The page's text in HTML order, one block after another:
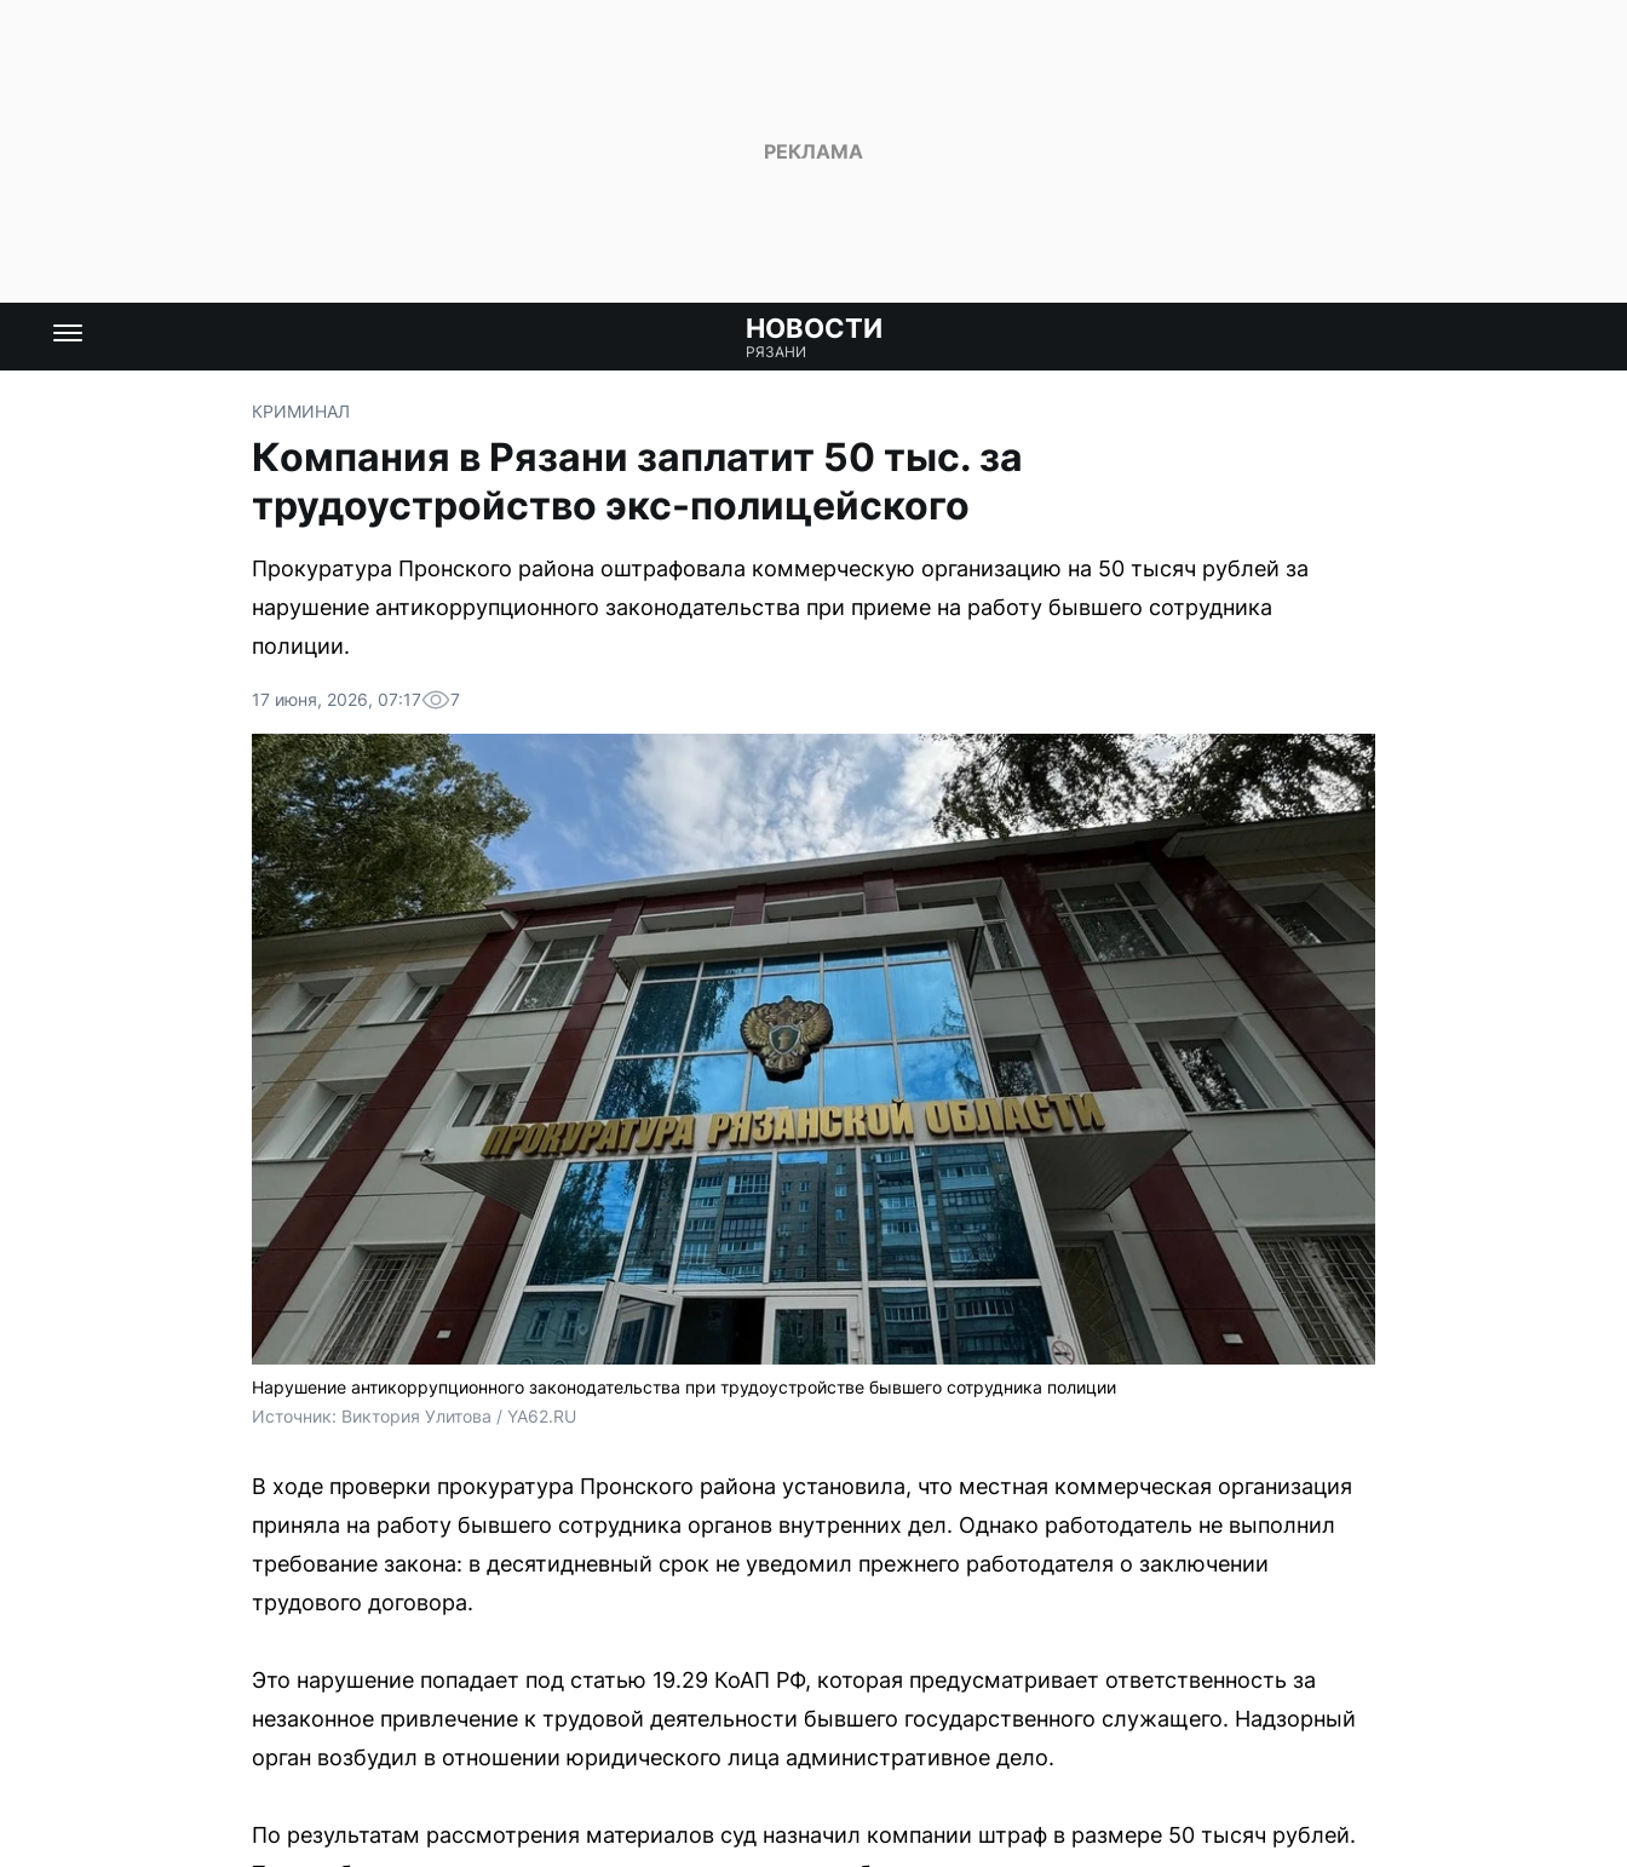
НОВОСТИ
РЯЗАНИ
КРИМИНАЛ
Компания в Рязани заплатит 50 тыс. за
трудоустройство экс-полицейского
Прокуратура Пронского района оштрафовала коммерческую организацию на 50 тысяч рублей за
нарушение антикоррупционного законодательства при приеме на работу бывшего сотрудника
полиции.
17 июня, 2026, 07:17 7
Нарушение антикоррупционного законодательства при трудоустройстве бывшего сотрудника полиции
Источник: Виктория Улитова / YA62.RU
В ходе проверки прокуратура Пронского района установила, что местная коммерческая организация
приняла на работу бывшего сотрудника органов внутренних дел. Однако работодатель не выполнил
требование закона: в десятидневный срок не уведомил прежнего работодателя о заключении
трудового договора.
Это нарушение попадает под статью 19.29 КоАП РФ, которая предусматривает ответственность за
незаконное привлечение к трудовой деятельности бывшего государственного служащего. Надзорный
орган возбудил в отношении юридического лица административное дело.
По результатам рассмотрения материалов суд назначил компании штраф в размере 50 тысяч рублей.